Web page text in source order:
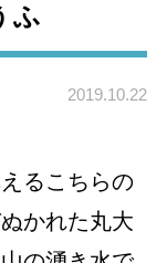
ふ
2019.10.22
るこちらの
かれた丸大